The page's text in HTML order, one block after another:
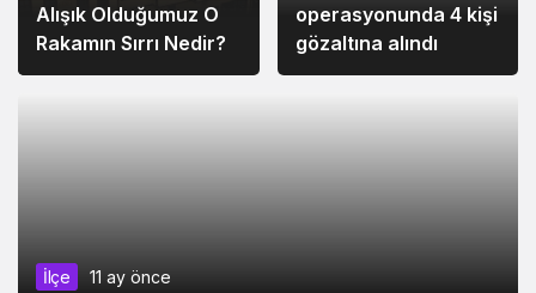
Alışık Olduğumuz O
Rakamın Sırrı Nedir?
operasyonunda 4 kişi
gözaltına alındı
İlçe 11 ay önce